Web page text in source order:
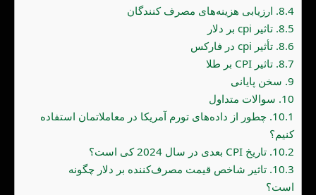
8.4. ارزیابی هزینه‌های مصرف کنندگان
8.5. تاثیر cpi بر دلار
8.6. تأثیر cpi در فارکس
8.7. تاثیر CPI بر طلا
9. سخن پایانی
10. سوالات متداول
10.1. چطور از داده‌های تورم آمریکا در معاملاتمان استفاده
کنیم؟
10.2. تاریخ CPI بعدی در سال 2024 کی است؟
10.3. تاثیر شاخص قیمت مصرف‌کننده بر دلار چگونه
است؟